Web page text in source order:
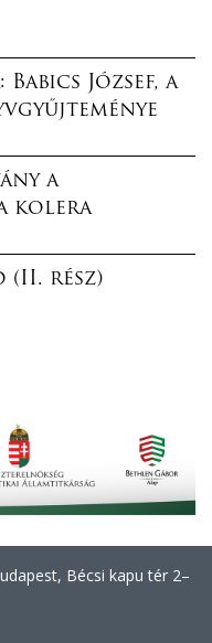
József, a
a
kolera
(II. rész)
Bécsi kapu tér 2–